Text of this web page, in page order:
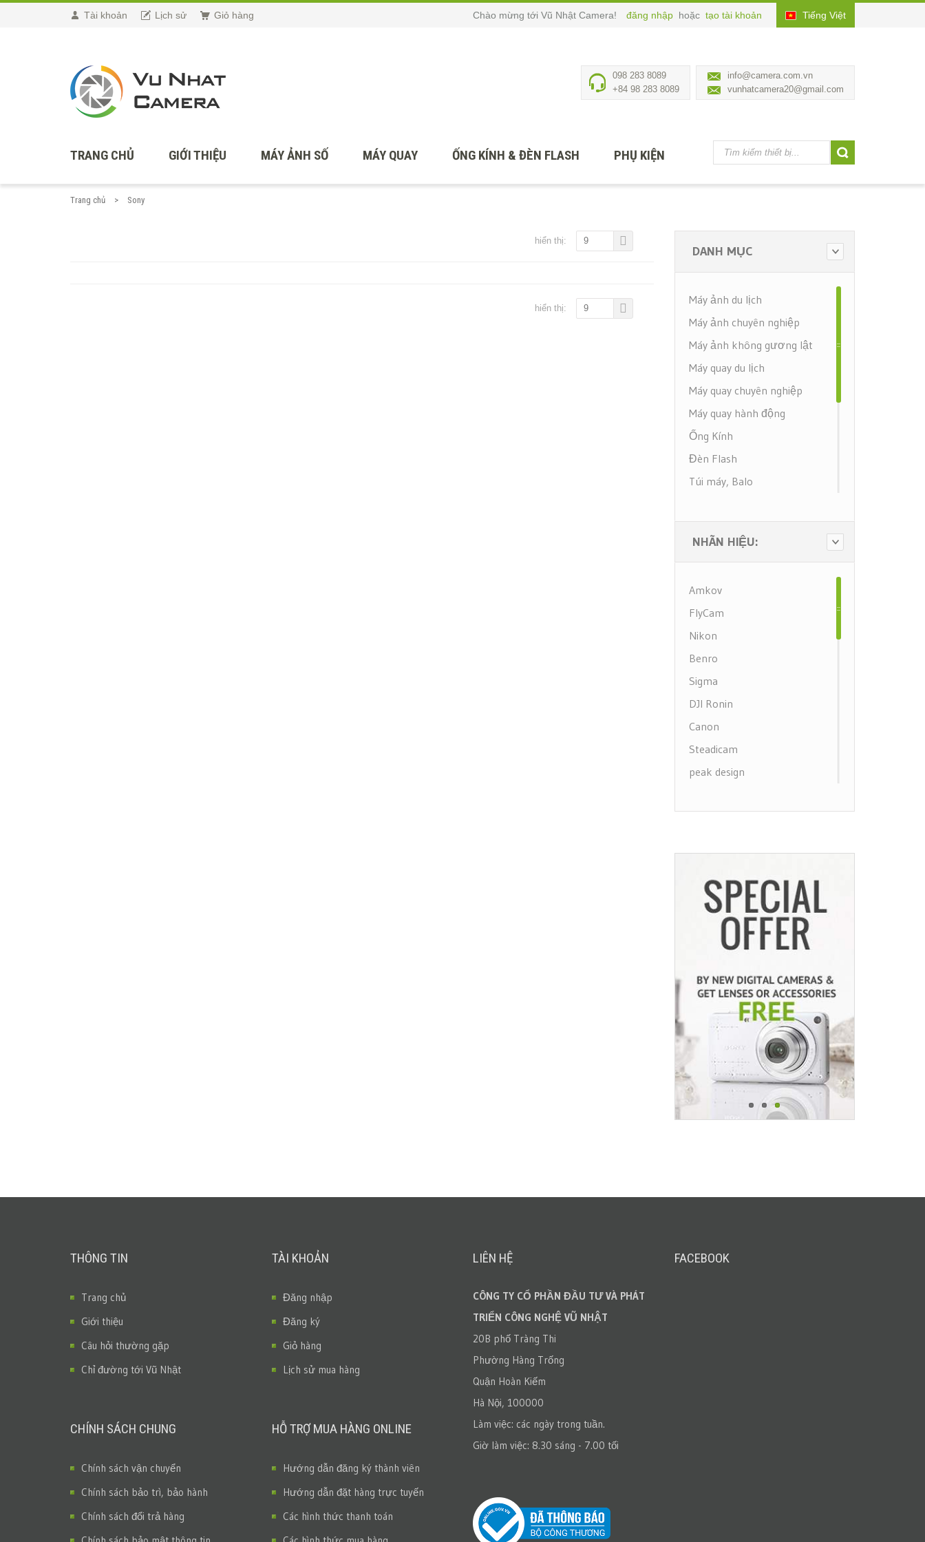
Tài khoản Lịch sử Giỏ hàng Tiếng Việt
Chào mừng tới Vũ Nhật Camera! đăng nhập hoặc tạo tài khoản
info@camera.com.vn
vunhatcamera20@gmail.com
098 283 8089
+84 98 283 8089
TRANG CHỦ GIỚI THIỆU MÁY ẢNH SỐ MÁY QUAY ỐNG KÍNH & ĐÈN FLASH PHỤ KIỆN
Trang chủ Sony
hiển thị: 9
hiển thị: 9
DANH MỤC
Máy ảnh du lịch
Máy ảnh chuyên nghiệp
Máy ảnh không gương lật
Máy quay du lịch
Máy quay chuyên nghiệp
Máy quay hành động
Ống Kính
Đèn Flash
Túi máy, Balo
Ống nhòm
Chân máy
Ngàm chuyển đổi
Máy in
NHÃN HIỆU:
Amkov
FlyCam
Nikon
Benro
Sigma
DJI Ronin
Canon
Steadicam
peak design
DJI OSMO
Feiyu
VILTROX
Olympus
Removu
Aerfeis
Pentax
THÔNG TIN
Trang chủ
Giới thiệu
Câu hỏi thường gặp
Chỉ đường tới Vũ Nhật
CHÍNH SÁCH CHUNG
Chính sách vận chuyển
Chính sách bảo trì, bảo hành
Chính sách đổi trả hàng
TÀI KHOẢN
Đăng nhập
Đăng ký
Giỏ hàng
Lịch sử mua hàng
HỖ TRỢ MUA HÀNG ONLINE
Hướng dẫn đăng ký thành viên
Hướng dẫn đặt hàng trực tuyến
Các hình thức thanh toán
LIÊN HỆ
CÔNG TY CỔ PHẦN ĐẦU TƯ VÀ PHÁT
TRIỂN CÔNG NGHỆ VŨ NHẬT
20B phố Tràng Thi
Phường Hàng Trống
Quận Hoàn Kiếm
Hà Nội, 100000
Làm việc: các ngày trong tuần.
Giờ làm việc: 8.30 sáng - 7.00 tối
FACEBOOK